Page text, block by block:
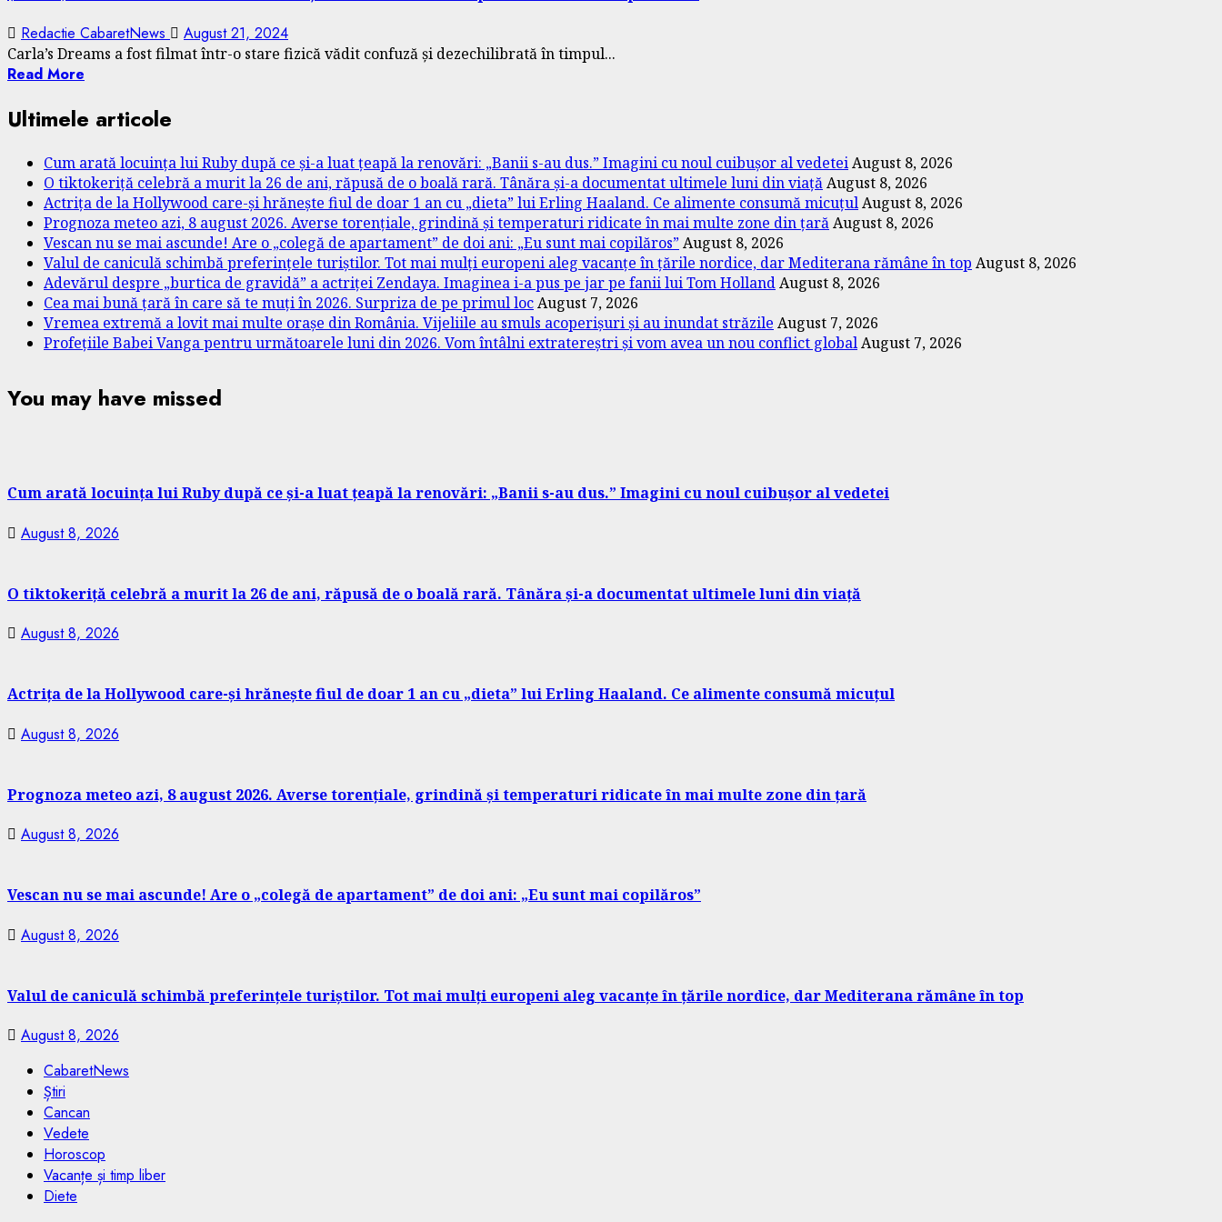
Redactie CabaretNews August 21, 2024
Carla’s Dreams a fost filmat într-o stare fizică vădit confuză și dezechilibrată în timpul...
Read More
Ultimele articole
Cum arată locuința lui Ruby după ce și-a luat țeapă la renovări: „Banii s-au dus.” Imagini cu noul cuibușor al vedeteiAugust 8, 2026
O tiktokeriță celebră a murit la 26 de ani, răpusă de o boală rară. Tânăra și-a documentat ultimele luni din viațăAugust 8, 2026
Actrița de la Hollywood care-și hrănește fiul de doar 1 an cu „dieta” lui Erling Haaland. Ce alimente consumă micuțulAugust 8, 2026
Prognoza meteo azi, 8 august 2026. Averse torențiale, grindină și temperaturi ridicate în mai multe zone din țarăAugust 8, 2026
Vescan nu se mai ascunde! Are o „colegă de apartament” de doi ani: „Eu sunt mai copilăros”August 8, 2026
Valul de caniculă schimbă preferințele turiștilor. Tot mai mulți europeni aleg vacanțe în țările nordice, dar Mediterana rămâne în top August 8, 2026
Adevărul despre „burtica de gravidă” a actriței Zendaya. Imaginea i-a pus pe jar pe fanii lui Tom HollandAugust 8, 2026
Cea mai bună țară în care să te muți în 2026. Surpriza de pe primul locAugust 7, 2026
Vremea extremă a lovit mai multe orașe din România. Vijeliile au smuls acoperișuri și au inundat străzile August 7, 2026
Profețiile Babei Vanga pentru următoarele luni din 2026. Vom întâlni extratereștri și vom avea un nou conflict globalAugust 7, 2026
You may have missed
Cum arată locuința lui Ruby după ce și-a luat țeapă la renovări: „Banii s-au dus.” Imagini cu noul cuibușor al vedetei
August 8, 2026
O tiktokeriță celebră a murit la 26 de ani, răpusă de o boală rară. Tânăra și-a documentat ultimele luni din viață
August 8, 2026
Actrița de la Hollywood care-și hrănește fiul de doar 1 an cu „dieta” lui Erling Haaland. Ce alimente consumă micuțul
August 8, 2026
Prognoza meteo azi, 8 august 2026. Averse torențiale, grindină și temperaturi ridicate în mai multe zone din țară
August 8, 2026
Vescan nu se mai ascunde! Are o „colegă de apartament” de doi ani: „Eu sunt mai copilăros”
August 8, 2026
Valul de caniculă schimbă preferințele turiștilor. Tot mai mulți europeni aleg vacanțe în țările nordice, dar Mediterana rămâne în top
August 8, 2026
CabaretNews
Știri
Cancan
Vedete
Horoscop
Vacanțe și timp liber
Diete